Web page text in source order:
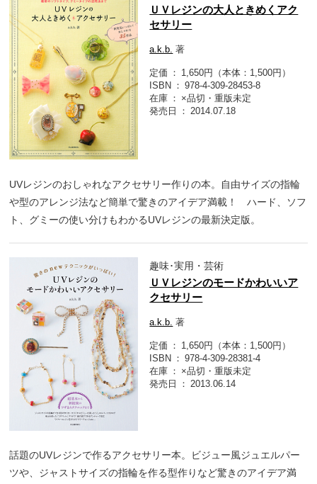
ＵＶレジンの大人ときめくアク
セサリー
a.k.b. 著
定価
1,650円（本体：1,500円）
ISBN
978-4-309-28453-8
在庫
×品切・重版未定
発売日
2014.07.18
UVレジンのおしゃれなアクセサリー作りの本。自由サイズの指輪
や型のアレンジ法など簡単で驚きのアイデア満載！ ハード、ソフ
ト、グミーの使い分けもわかるUVレジンの最新決定版。
趣味･実用・芸術
ＵＶレジンのモードかわいいア
クセサリー
a.k.b. 著
定価
1,650円（本体：1,500円）
ISBN
978-4-309-28381-4
在庫
×品切・重版未定
発売日
2013.06.14
話題のUVレジンで作るアクセサリー本。ビジュー風ジュエルパー
ツや、ジャストサイズの指輪を作る型作りなど驚きのアイデア満